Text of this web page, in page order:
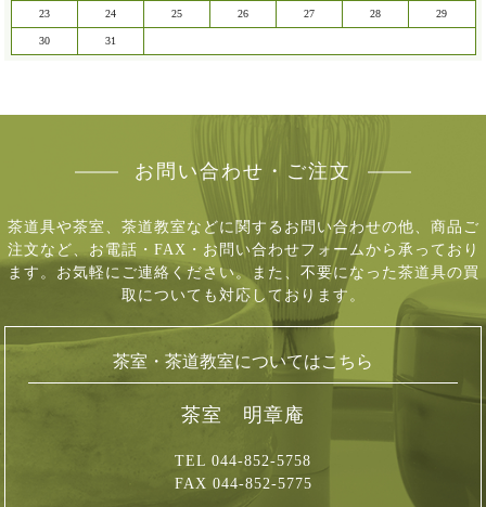
23 24 25 26 27 28 29
30 31
お問い合わせ・ご注文
茶道具や茶室、茶道教室などに関するお問い合わせの他、商品ご
注文など、 お電話・FAX・お問い合わせフォームから承っており
ます。お気軽にご連絡ください。 また、不要になった茶道具の買
取についても対応しております。
茶室・茶道教室についてはこちら
茶室 明章庵
TEL 044-852-5758
FAX 044-852-5775